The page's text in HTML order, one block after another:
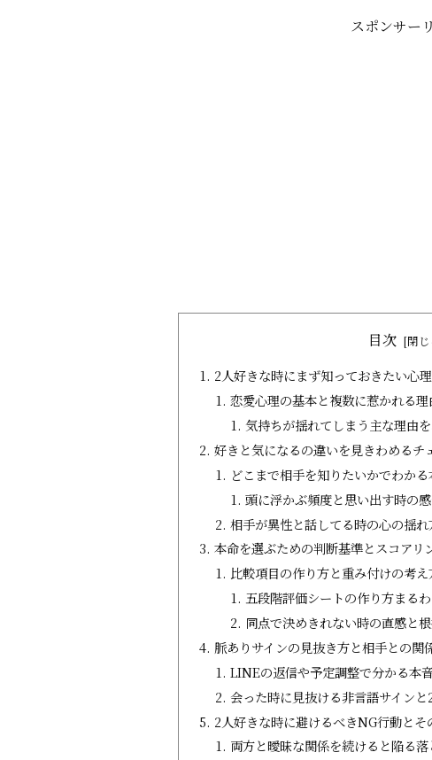
スポンサー
目次
2人好きな時にまず知っておきたい心
恋愛心理の基本と複数に惹かれる
気持ちが揺れてしまう主な理由
好きと気になるの違いを見きわめる
どこまで相手を知りたいかでわか
頭に浮かぶ頻度と思い出す時の
相手が異性と話してる時の心の揺
本命を選ぶための判断基準とスコアリ
比較項目の作り方と重み付けの考
五段階評価シートの作り方まる
同点で決めきれない時の直感と
脈ありサインの見抜き方と相手との
LINEの返信や予定調整で分かる本
会った時に見抜ける非言語サイン
2人好きな時に避けるべきNG行動とそ
両方と曖昧な関係を続けると陥る